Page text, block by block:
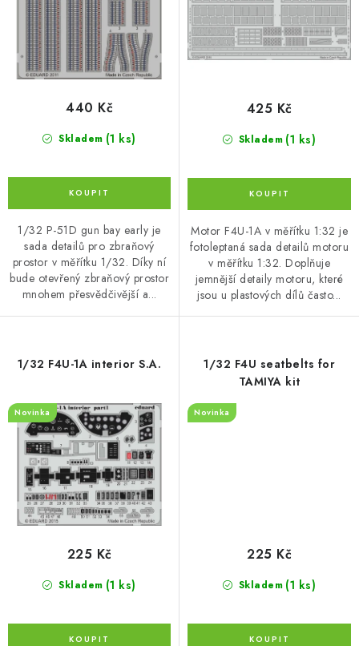
ů
ů
Skladem (1 ks)
440 Kč
1/32 P-51D gun bay early je
sada detailů pro zbraňový
prostor v měřítku 1/32. Díky ní
bude otevřený zbraňový prostor
mnohem přesvědčivější a...
Skladem (1 ks)
425 Kč
Motor F4U-1A v měřítku 1:32 je
fotoleptaná sada detailů motoru
v měřítku 1:32. Doplňuje
jemnější detaily motoru, které
jsou u plastových dílů často...
1/32 F4U-1A interior S.A.
Novinka
Skladem (1 ks)
225 Kč
1/32 F4U seatbelts for
TAMIYA kit
Novinka
Skladem (1 ks)
225 Kč